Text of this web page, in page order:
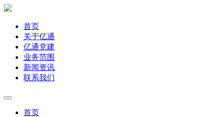
首页
关于亿通
亿通党建
业务范围
新闻资讯
联系我们
首页